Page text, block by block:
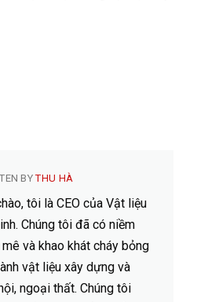
BYTHU HÀ
tôi là CEO của Vật liệu
Chúng tôi đã có niềm
và khao khát cháy bỏng
vật liệu xây dựng và
ngoại thất. Chúng tôi